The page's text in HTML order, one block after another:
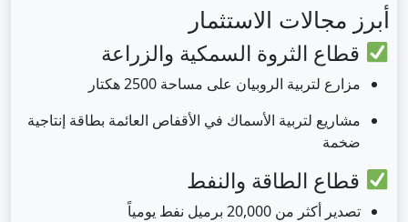
أبرز مجالات الاستثمار
قطاع الثروة السمكية والزراعة
مزارع لتربية الروبيان على مساحة 2500 هكتار
مشاريع لتربية الأسماك في الأقفاص العائمة بطاقة إنتاجية
ضخمة
قطاع الطاقة والنفط
تصدير أكثر من 20,000 برميل نفط يومياً